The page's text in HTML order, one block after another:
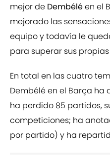
mejor de Dembéléen el
mejorado las
equipo y todavía le
para superar sus
En total en las cuatro
Dembélé en el Barça ha
ha perdido 85 partidos,
competiciones; ha
por partido) y ha